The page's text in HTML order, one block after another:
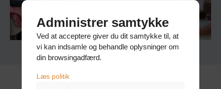
Administrer samtykke
Ved at acceptere giver du dit samtykke til, at
vi kan indsamle og behandle oplysninger om
din browsingadfærd.